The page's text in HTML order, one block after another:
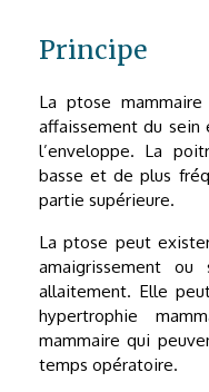
Principe
La ptose
affaissement du
l’enveloppe. La
basse et de plus
partie supérieure.
La ptose peut
amaigrissement
allaitement. Elle
hypertrophie
mammaire qui
temps opératoire.